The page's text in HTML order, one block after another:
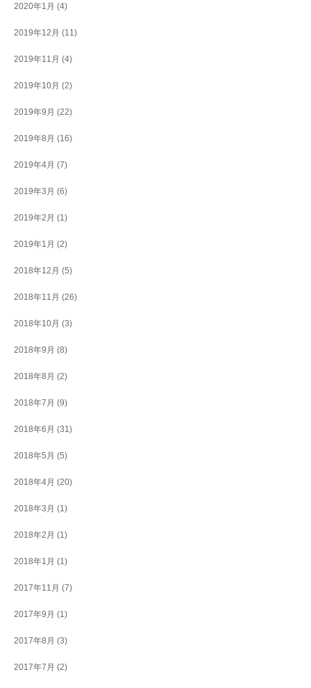
2020年1月 (4)
2019年12月 (11)
2019年11月 (4)
2019年10月 (2)
2019年9月 (22)
2019年8月 (16)
2019年4月 (7)
2019年3月 (6)
2019年2月 (1)
2019年1月 (2)
2018年12月 (5)
2018年11月 (26)
2018年10月 (3)
2018年9月 (8)
2018年8月 (2)
2018年7月 (9)
2018年6月 (31)
2018年5月 (5)
2018年4月 (20)
2018年3月 (1)
2018年2月 (1)
2018年1月 (1)
2017年11月 (7)
2017年9月 (1)
2017年8月 (3)
2017年7月 (2)